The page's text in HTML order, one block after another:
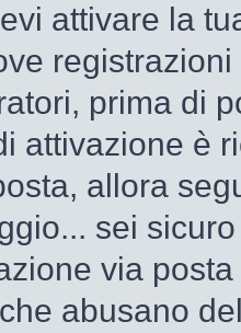
attivare la
prima di
attivazione è
allora
sei
via
abusano